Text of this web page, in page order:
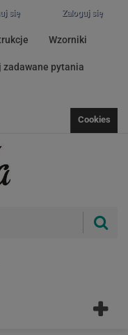
Zaloguj się
się
Wzorniki
zadawane pytania
Cookies